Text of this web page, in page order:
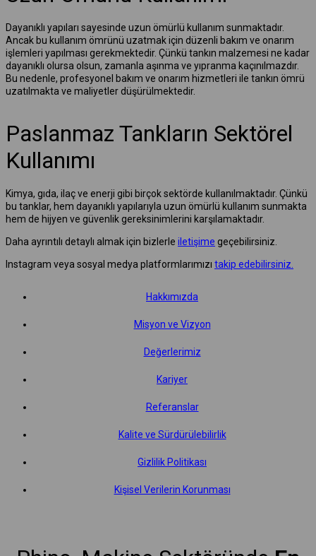
Dayanıklı yapıları sayesinde uzun ömürlü kullanım sunmaktadır.
Ancak bu kullanım ömrünü uzatmak için düzenli bakım ve onarım
işlemleri yapılması gerekmektedir. Çünkü tankın malzemesi ne kadar
dayanıklı olursa olsun, zamanla aşınma ve yıpranma kaçınılmazdır.
Bu nedenle, profesyonel bakım ve onarım hizmetleri ile tankın ömrü
uzatılmakta ve maliyetler düşürülmektedir.
Paslanmaz Tankların Sektörel
Kullanımı
Kimya, gıda, ilaç ve enerji gibi birçok sektörde kullanılmaktadır. Çünkü
bu tanklar, hem dayanıklı yapılarıyla uzun ömürlü kullanım sunmakta
hem de hijyen ve güvenlik gereksinimlerini karşılamaktadır.
Daha ayrıntılı detaylı almak için bizlerle iletişime geçebilirsiniz.
Instagram veya sosyal medya platformlarımızı takip edebilirsiniz.
Hakkımızda
Misyon ve Vizyon
Değerlerimiz
Kariyer
Referanslar
Kalite ve Sürdürülebilirlik
Gizlilik Politikası
Kişisel Verilerin Korunması